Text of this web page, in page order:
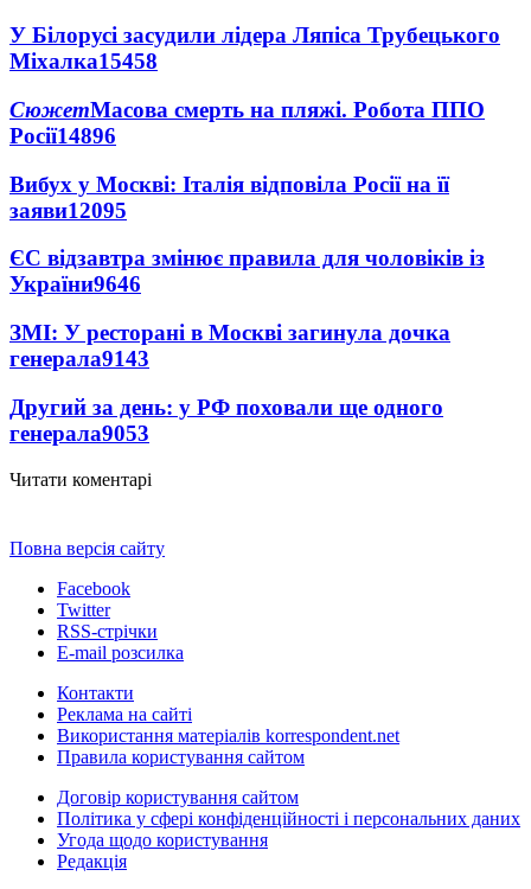
У Білорусі засудили лідера Ляпіса Трубецького
Міхалка15458
СюжетМасова смерть на пляжі. Робота ППО
Росії14896
Вибух у Москві: Італія відповіла Росії на її
заяви12095
ЄС відзавтра змінює правила для чоловіків із
України9646
ЗМІ: У ресторані в Москві загинула дочка
генерала9143
Другий за день: у РФ поховали ще одного
генерала9053
Читати коментарі
Повна версія сайту
Facebook
Twitter
RSS-стрічки
E-mail розсилка
Контакти
Реклама на сайті
Використання матеріалів korrespondent.net
Правила користування сайтом
Договір користування сайтом
Політика у сфері конфіденційності і персональних даних
Угода щодо користування
Редакція